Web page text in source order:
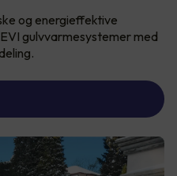
og energieffektive
gulvvarmesystemer med